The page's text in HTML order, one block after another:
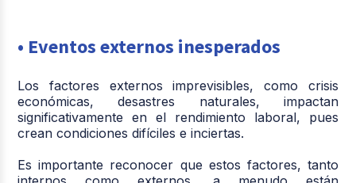
• Eventos externos inesperados
Los factores externos imprevisibles, como crisis
económicas, desastres naturales, impactan
significativamente en el rendimiento laboral, pues
crean condiciones difíciles e inciertas.
Es importante reconocer que estos factores, tanto